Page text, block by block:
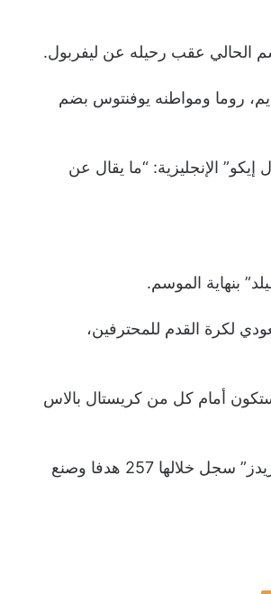
الحالي عقب رحيله عن ليفربول.
روما ومواطنه يوفنتوس بضم
الإنجليزية: “ما يقال عن
بنهاية الموسم.
لكرة القدم للمحترفين،
وستكون أمام كل من كريستال بالاس
يذكر أن محمد صلاح (33 عاما) خاض على مدار 9 سنوات 439 مباراة بقميص “الريدز” سجل خلالها 257 هدفا وصنع